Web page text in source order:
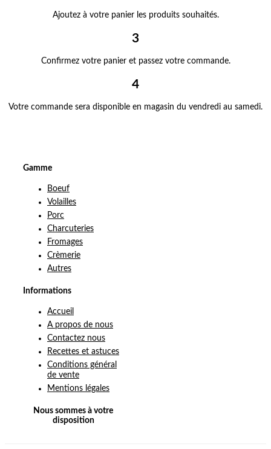
Ajoutez à votre panier les produits souhaités.
3
Confirmez votre panier et passez votre commande.
4
Votre commande sera disponible en magasin du vendredi au samedi.
Gamme
Boeuf
Volailles
Porc
Charcuteries
Fromages
Crèmerie
Autres
Informations
Accueil
A propos de nous
Contactez nous
Recettes et astuces
Conditions général
de vente
Mentions légales
Nous sommes à votre
disposition